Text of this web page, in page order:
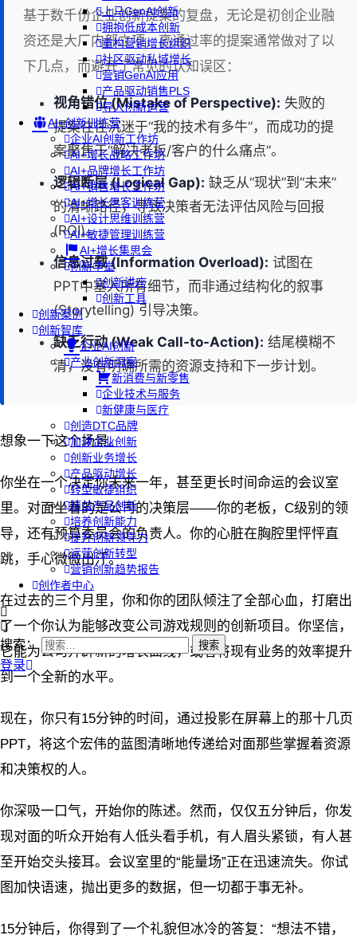
上马GenAI创新
拥抱低成本创新
重构营销增长组织
社区驱动私域增长
营销GenAI应用
产品驱动销售PLS
导入创新运营
AI+创新训练营
企业AI创新工作坊
AI+增长战略工作坊
AI+品牌增长工作坊
AI+销售增长工作坊
AI+增长黑客训练营
AI+设计思维训练营
AI+敏捷管理训练营
AI+增长集思会
创新学堂
创新讲座
创新工具
创新案例
创新智库
企业AI创新
产业创新洞察
新消费与新零售
企业技术与服务
新健康与医疗
创造DTC品牌
加速企业创新
创新业务增长
产品驱动增长
转型敏捷组织
精益产品创新
培养创新能力
提升创新领导力
运营创新转型
营销创新趋势报告
创作者中心
搜索：
登录
基于数千份企业创新提案的复盘，无论是初创企业融
资还是大厂内部立项，高通过率的提案通常做对了以
下几点，而避开了常见的认知误区：
视角错位 (Mistake of Perspective): 失败的
提案往往沉迷于“我的技术有多牛”，而成功的提
案聚焦于“解决老板/客户的什么痛点”。
逻辑断层 (Logical Gap): 缺乏从“现状”到“未来”
的清晰路径，导致决策者无法评估风险与回报
(ROI)。
信息过载 (Information Overload): 试图在
PPT中塞入所有细节，而非通过结构化的叙事
(Storytelling) 引导决策。
缺乏行动 (Weak Call-to-Action): 结尾模糊不
清，没有明确所需的资源支持和下一步计划。
想象一下这个场景。
你坐在一个决定你未来一年，甚至更长时间命运的会议室
里。对面坐着的是公司的决策层——你的老板，C级别的领
导，还有预算委员会的负责人。你的心脏在胸腔里怦怦直
跳，手心微微出汗。
在过去的三个月里，你和你的团队倾注了全部心血，打磨出
了一个你认为能够改变公司游戏规则的创新项目。你坚信，
它能为公司开辟新的增长曲线，或者将现有业务的效率提升
到一个全新的水平。
现在，你只有15分钟的时间，通过投影在屏幕上的那十几页
PPT，将这个宏伟的蓝图清晰地传递给对面那些掌握着资源
和决策权的人。
你深吸一口气，开始你的陈述。然而，仅仅五分钟后，你发
现对面的听众开始有人低头看手机，有人眉头紧锁，有人甚
至开始交头接耳。会议室里的“能量场”正在迅速流失。你试
图加快语速，抛出更多的数据，但一切都于事无补。
15分钟后，你得到了一个礼貌但冰冷的答复：“想法不错，